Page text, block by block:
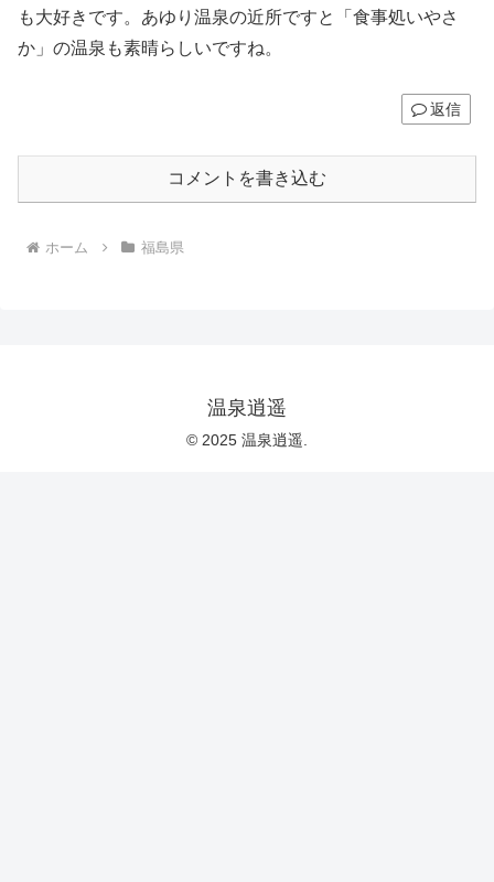
も大好きです。あゆり温泉の近所ですと「食事処いやさ
か」の温泉も素晴らしいですね。
返信
コメントを書き込む
ホーム 福島県
温泉逍遥
© 2025 温泉逍遥.